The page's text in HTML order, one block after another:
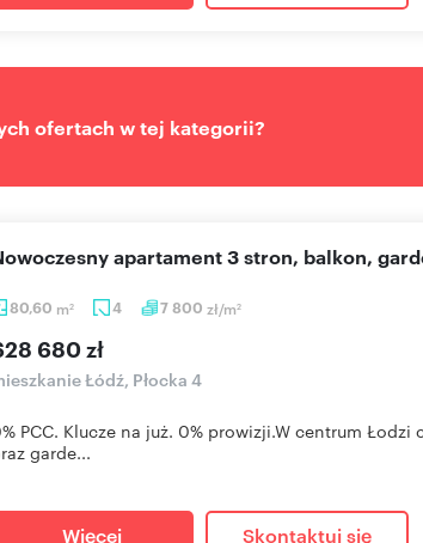
ofertach w tej kategorii?
80,60 m2 4 7 800 zł/m2
Nowoczesny apartament 3 stron, balkon,
680 zł
Łódź, Płocka 4
PCC. Klucze na już. 0% prowizji.W centrum
garde...
Więcej Skontaktuj się